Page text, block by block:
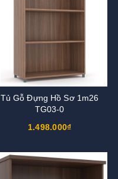
Tủ Gỗ Đựng Hồ Sơ 1m26
TG03-0
1.498.000₫